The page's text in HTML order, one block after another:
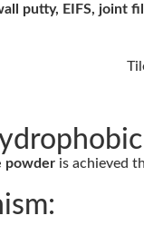
putty, EIFS, joint
powder is achieved